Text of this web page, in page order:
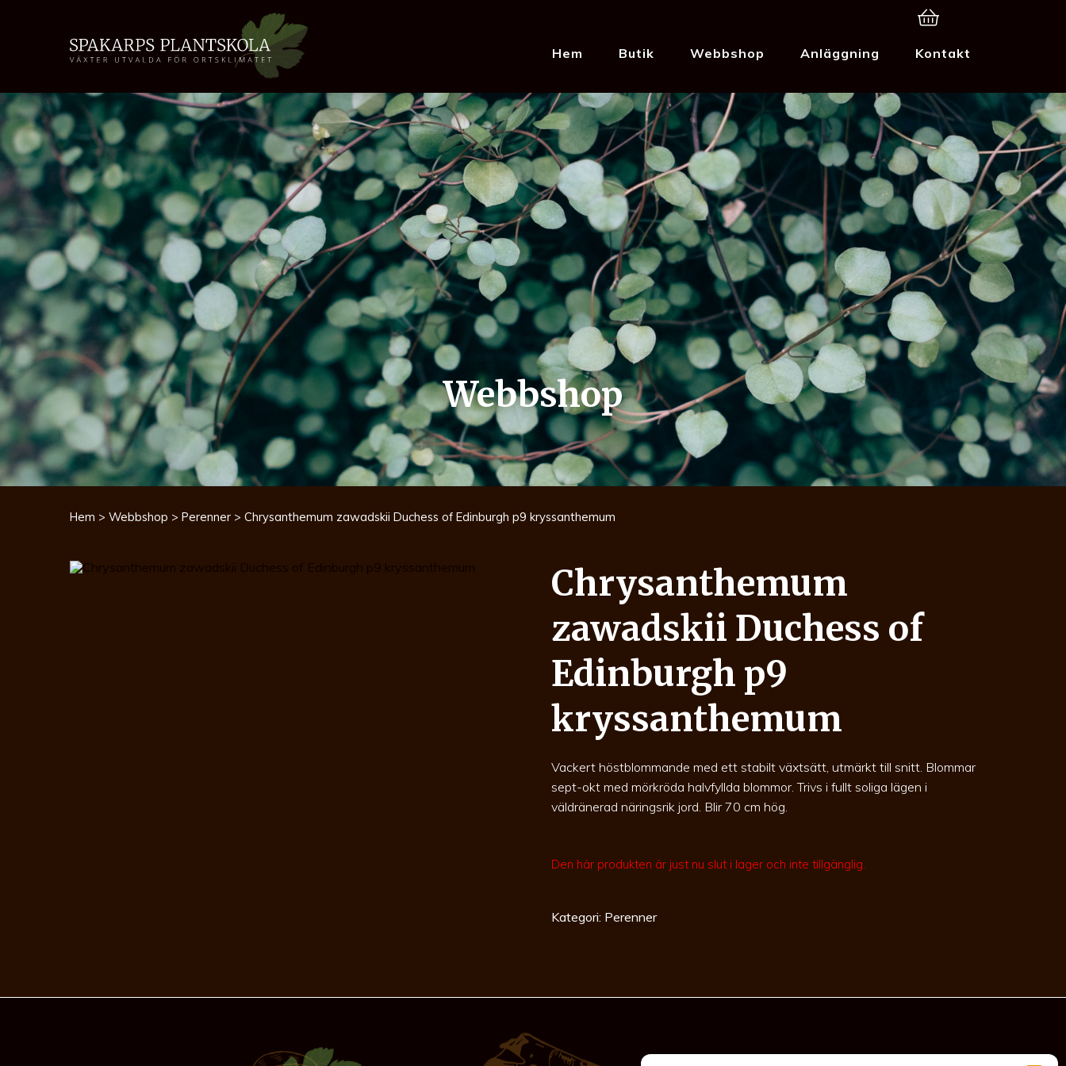
Hem Butik Webbshop Anläggning Kontakt
Webbshop
Hem > Webbshop > Perenner > Chrysanthemum zawadskii Duchess of Edinburgh p9 kryssanthemum
Chrysanthemum
zawadskii Duchess of
Edinburgh p9
kryssanthemum
Vackert höstblommande med ett stabilt växtsätt, utmärkt till snitt. Blommar
sept-okt med mörkröda halvfyllda blommor. Trivs i fullt soliga lägen i
väldränerad näringsrik jord. Blir 70 cm hög.
Den här produkten är just nu slut i lager och inte tillgänglig.
Kategori: Perenner